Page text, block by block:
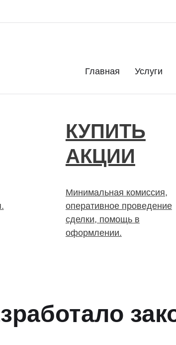
Срочно. БыстроГлавная Услуги
КУПИТЬ
АКЦИИ
Минимальная комиссия,
оперативное проведение
сделки, помощь в
оформлении.